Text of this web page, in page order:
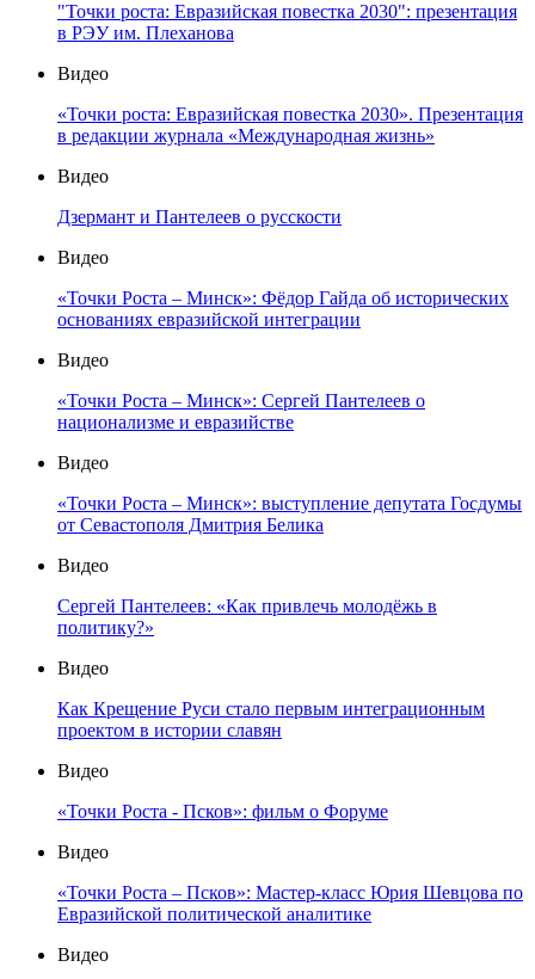
"Точки роста: Евразийская повестка 2030": презентация
в РЭУ им. Плеханова
Видео
«Точки роста: Евразийская повестка 2030». Презентация
в редакции журнала «Международная жизнь»
Видео
Дзермант и Пантелеев о русскости
Видео
«Точки Роста – Минск»: Фёдор Гайда об исторических
основаниях евразийской интеграции
Видео
«Точки Роста – Минск»: Сергей Пантелеев о
национализме и евразийстве
Видео
«Точки Роста – Минск»: выступление депутата Госдумы
от Севастополя Дмитрия Белика
Видео
Сергей Пантелеев: «Как привлечь молодёжь в
политику?»
Видео
Как Крещение Руси стало первым интеграционным
проектом в истории славян
Видео
«Точки Роста - Псков»: фильм о Форуме
Видео
«Точки Роста – Псков»: Мастер-класс Юрия Шевцова по
Евразийской политической аналитике
Видео